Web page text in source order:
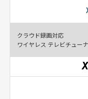
クラウド録画対応
ワイヤレス テレビチュー